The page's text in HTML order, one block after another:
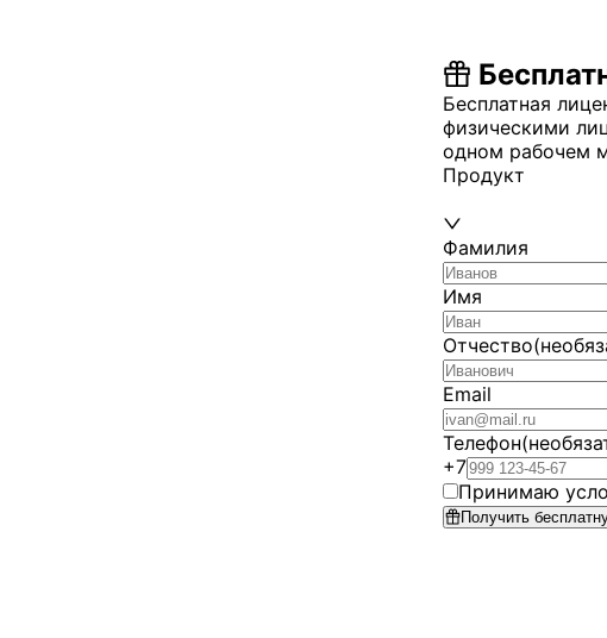
Бесплатная
физическими
одном рабочем
Продукт
Фамилия
Имя
Отчество
Email
Телефон
+7
Принимаю
Получить